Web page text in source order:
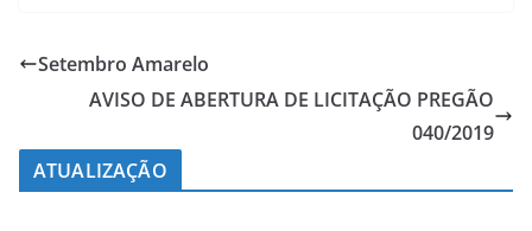
Setembro Amarelo
AVISO DE ABERTURA DE LICITAÇÃO PREGÃO
040/2019
ATUALIZAÇÃO